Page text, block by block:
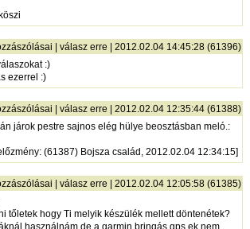
|válasz erre | 2012.02.04 14:45:28 (61396)
:)
ezerrel :)
|válasz erre | 2012.02.04 12:35:44 (61388)
járok pestre sajnos elég hülye beosztásban meló.:
: (61387) Bojsza család, 2012.02.04 12:34:15]
|válasz erre | 2012.02.04 12:05:58 (61385)
tőletek hogy Ti melyik készülék mellett döntenétek?
használnám de a garmin bringás gps ek nem